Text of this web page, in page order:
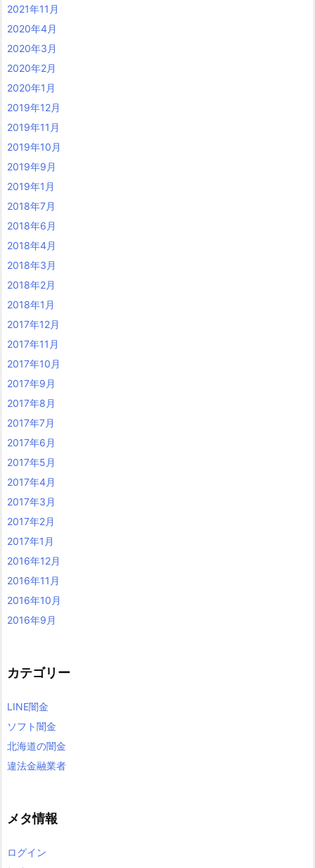
2021年11月
2020年4月
2020年3月
2020年2月
2020年1月
2019年12月
2019年11月
2019年10月
2019年9月
2019年1月
2018年7月
2018年6月
2018年4月
2018年3月
2018年2月
2018年1月
2017年12月
2017年11月
2017年10月
2017年9月
2017年8月
2017年7月
2017年6月
2017年5月
2017年4月
2017年3月
2017年2月
2017年1月
2016年12月
2016年11月
2016年10月
2016年9月
カテゴリー
LINE闇金
ソフト闇金
北海道の闇金
違法金融業者
メタ情報
ログイン